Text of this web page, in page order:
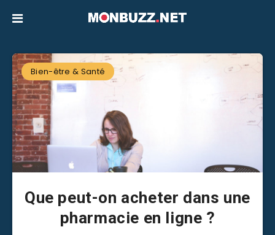
Bien-être & Santé
Que peut-on acheter dans une
pharmacie en ligne ?